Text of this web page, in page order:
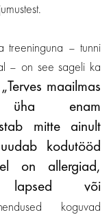
treeninguna – tunni
– on see sageli ka
„Terves maailmas
enam
mitte ainult
kodutööd
on allergiad,
lapsed või
koguvad